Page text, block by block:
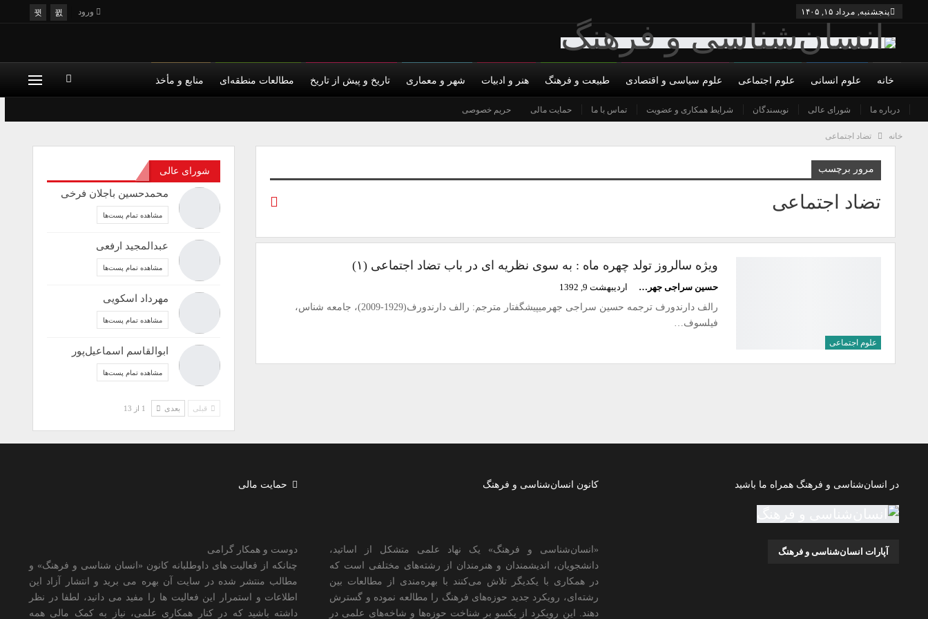
ورود پنجشنبه, مرداد ۱۵, ۱۴۰۵
خانه
درباره ما شورای عالی نویسندگان شرایط همکاری و عضویت تماس با ما حمایت مالی حریم خصوصی
علوم انسانی علوم اجتماعی علوم سیاسی و اقتصادی طبیعت و فرهنگ هنر و ادبیات شهر و معماری تاریخ و پیش از تاریخ مطالعات منطقه‌ای منابع و مأخذ
خانه تضاد اجتماعی
مرور برچسب
تضاد اجتماعی
علوم اجتماعی
ویژه سالروز تولد چهره ماه : به سوی نظریه ای در باب تضاد اجتماعی (۱)
حسین سراجی جهرمی
اردیبهشت 9, 1392
رالف دارندورف ترجمه حسین سراجی جهرمیپیشگفتار مترجم: رالف دارندورف(1929-2009)، جامعه شناس،
فیلسوف…
شورای عالی
محمدحسین باجلان فرخی
مشاهده تمام پست‌ها
عبدالمجید ارفعی
مشاهده تمام پست‌ها
مهرداد اسکویی
مشاهده تمام پست‌ها
ابوالقاسم اسماعیل‌پور
مشاهده تمام پست‌ها
قبلی بعدی 1 از 13
در انسان‌شناسی و فرهنگ همراه ما باشید
آپارات انسان‌شناسی و فرهنگ
کانون انسان‌شناسی و فرهنگ
«انسان‌شناسی و فرهنگ» یک نهاد علمی متشکل از اساتید،
دانشجویان، اندیشمندان و هنرمندان از رشته‌های مختلفی است که
در همکاری با یکدیگر تلاش می‌کنند با بهره‌مندی از مطالعات بین
رشته‌ای، رویکرد جدید حوزه‌های فرهنگ را مطالعه نموده و گسترش
دهند. این رویکرد از یکسو بر شناخت حوزه‌ها و شاخه‌های علمی در
حمایت مالی
دوست و همکار گرامی
چنانکه از فعالیت های داوطلبانه کانون «انسان شناسی و فرهنگ» و
مطالب منتشر شده در سایت آن بهره می برید و انتشار آزاد این
اطلاعات و استمرار این فعالیت ها را مفید می دانید، لطفا در نظر
داشته باشید که در کنار همکاری علمی، نیاز به کمک مالی همه